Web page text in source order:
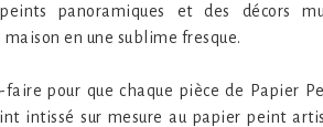
panoramiques et des décors
en une sublime fresque.
pour que chaque pièce de Papier
intissé sur mesure au papier peint